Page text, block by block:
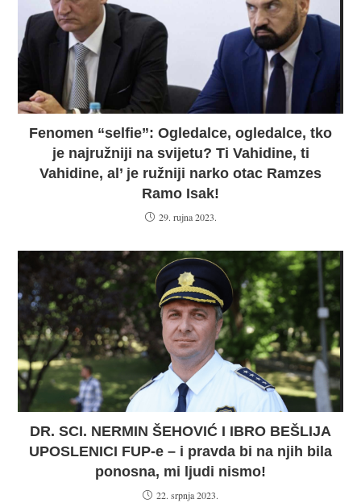
Fenomen “selfie”: Ogledalce, ogledalce, tko
je najružniji na svijetu? Ti Vahidine, ti
Vahidine, al’ je ružniji narko otac Ramzes
Ramo Isak!
29. rujna 2023.
DR. SCI. NERMIN ŠEHOVIĆ I IBRO BEŠLIJA
UPOSLENICI FUP-e – i pravda bi na njih bila
ponosna, mi ljudi nismo!
22. srpnja 2023.